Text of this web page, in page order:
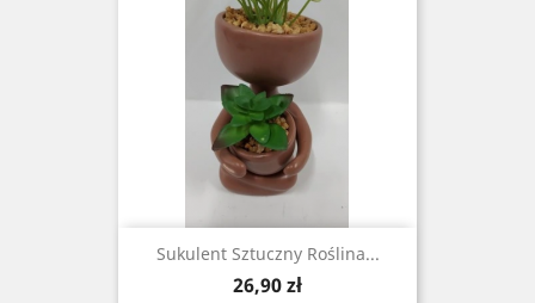
Sukulent Sztuczny Roślina...
Cena
26,90 zł